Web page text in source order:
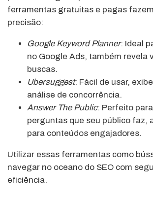
ferramentas gratuitas e pagas
precisão:
Google Keyword Planner: Ideal
no Google Ads, também revela
buscas.
Ubersuggest: Fácil de usar,
análise de concorrência.
Answer The Public: Perfeito
perguntas que seu público faz,
para conteúdos engajadores.
Utilizar essas ferramentas como
navegar no oceano do SEO com
eficiência.